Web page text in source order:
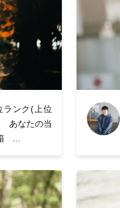
ランク(上位
あなたの当
...